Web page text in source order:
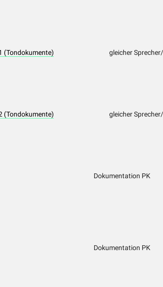
(Tondokumente) gleicher
(Tondokumente) gleicher
Dokumentation PK
Dokumentation PK